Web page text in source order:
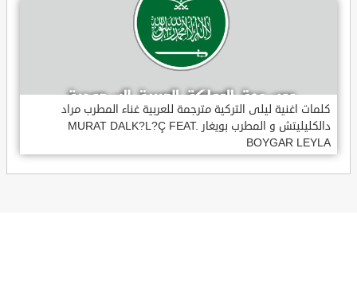
كلمات اغنية ليلى التركية مترجمة للعربية غناء المطرب مراد
دالكليليتش و المطرب بويغار MURAT DALK?L?Ç FEAT.
BOYGAR LEYLA